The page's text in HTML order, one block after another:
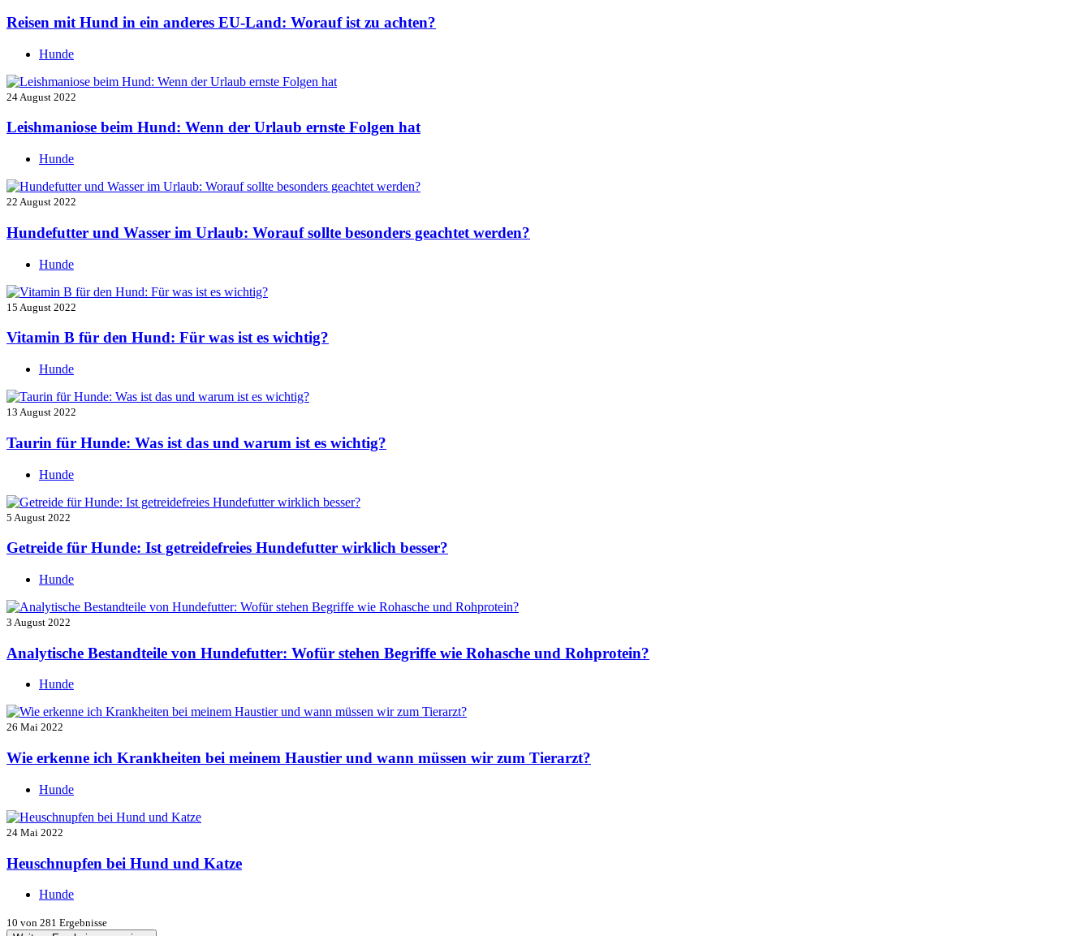
Reisen mit Hund in ein anderes EU-Land: Worauf ist zu achten?
Hunde
24 August 2022
Leishmaniose beim Hund: Wenn der Urlaub ernste Folgen hat
Hunde
22 August 2022
Hundefutter und Wasser im Urlaub: Worauf sollte besonders geachtet werden?
Hunde
15 August 2022
Vitamin B für den Hund: Für was ist es wichtig?
Hunde
13 August 2022
Taurin für Hunde: Was ist das und warum ist es wichtig?
Hunde
5 August 2022
Getreide für Hunde: Ist getreidefreies Hundefutter wirklich besser?
Hunde
3 August 2022
Analytische Bestandteile von Hundefutter: Wofür stehen Begriffe wie Rohasche und Rohprotein?
Hunde
26 Mai 2022
Wie erkenne ich Krankheiten bei meinem Haustier und wann müssen wir zum Tierarzt?
Hunde
24 Mai 2022
Heuschnupfen bei Hund und Katze
Hunde
10 von 281 Ergebnisse